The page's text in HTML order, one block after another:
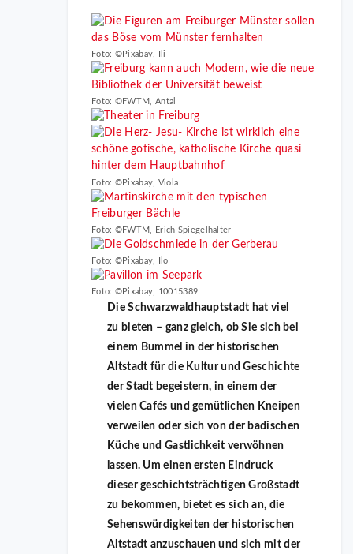
Foto: ©Pixabay, Ili
Foto: ©FWTM, Antal
Foto: ©Pixabay, Viola
Foto: ©FWTM, Erich Spiegelhalter
Foto: ©Pixabay, Ilo
Foto: ©Pixabay, 10015389
Die Schwarzwaldhauptstadt hat viel
zu bieten – ganz gleich, ob Sie sich bei
einem Bummel in der historischen
Altstadt für die Kultur und Geschichte
der Stadt begeistern, in einem der
vielen Cafés und gemütlichen Kneipen
verweilen oder sich von der badischen
Küche und Gastlichkeit verwöhnen
lassen. Um einen ersten Eindruck
dieser geschichtsträchtigen Großstadt
zu bekommen, bietet es sich an, die
Sehenswürdigkeiten der historischen
Altstadt anzuschauen und sich mit der